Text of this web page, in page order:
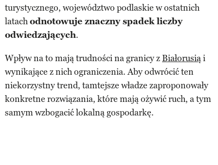
turystycznego, województwo podlaskie w ostatnich
latachodnotowuje znaczny spadek liczby
odwiedzających.
Wpływ na to mają trudności na granicy zBiałorusiąi
wynikające z nich ograniczenia. Aby odwrócić ten
niekorzystny trend, tamtejsze władze zaproponowały
konkretne rozwiązania, które mają ożywić ruch, a tym
samym wzbogacić lokalną gospodarkę.